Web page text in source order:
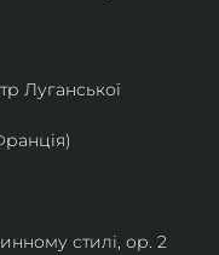
Луганської
стилі, ор. 2